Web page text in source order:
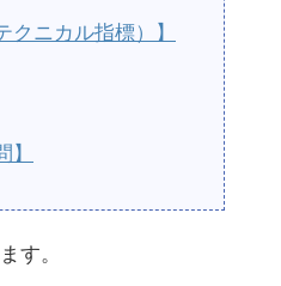
ニカル指標）】
す。